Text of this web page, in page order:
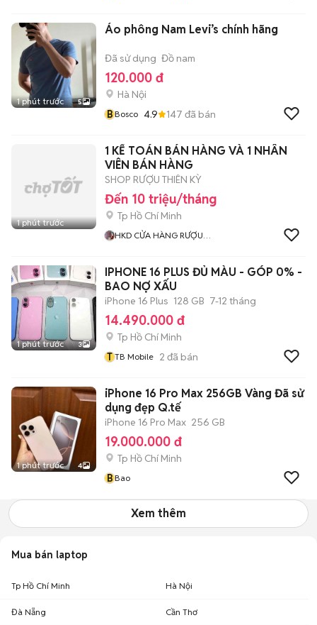
1 phút trước 5
Áo phông Nam Levi’s chính hãng
Đã sử dụng Đồ nam
120.000 đ
Hà Nội
BBosco 4.9 147 đã bán
1 phút trước
1 KẾ TOÁN BÁN HÀNG VÀ 1 NHÂN
VIÊN BÁN HÀNG
SHOP RƯỢU THIÊN KỲ
Đến 10 triệu/tháng
Tp Hồ Chí Minh
HKD CỬA HÀNG RƯỢU
1 phút trước 3
IPHONE 16 PLUS ĐỦ MÀU - GÓP 0% -
BAO NỢ XẤU
iPhone 16 Plus 128 GB 7-12 tháng
14.490.000 đ
Tp Hồ Chí Minh
T TB Mobile 2 đã bán
1 phút trước 4
iPhone 16 Pro Max 256GB Vàng Đã sử
dụng đẹp Q.tế
iPhone 16 Pro Max 256 GB
19.000.000 đ
Tp Hồ Chí Minh
BBao
Xem thêm
Mua bán laptop
Tp Hồ Chí Minh Hà Nội
Đà Nẵng Cần Thơ